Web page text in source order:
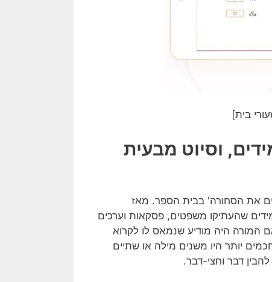
בית]
וסיוט מבעית
את הסחורה' בבית הספר. מאז
שהעתיקו משפטים, פסקאות וערכים
המורה היה מודיע שנמאס לו לקרוא
יותר היו משנים מילה או שתיים
דבר וחצי-דבר.